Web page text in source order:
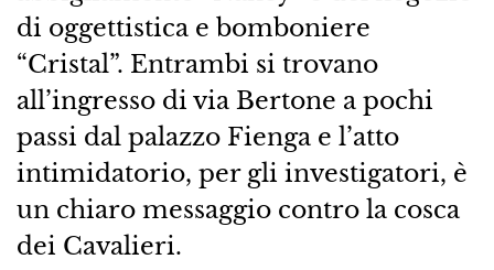
di oggettistica e bomboniere
“Cristal”. Entrambi si trovano
all’ingresso di via Bertone a pochi
passi dal palazzo Fienga e l’atto
intimidatorio, per gli investigatori, è
un chiaro messaggio contro la cosca
dei Cavalieri.